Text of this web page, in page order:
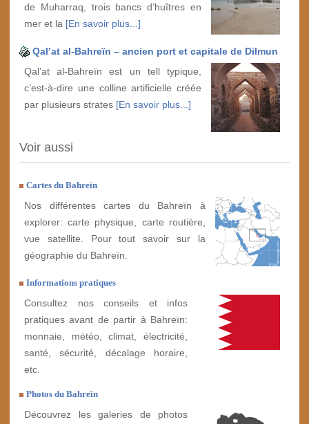
de Muharraq, trois bancs d’huîtres en
mer et la [En savoir plus...]
Qal’at al-Bahreïn – ancien port et capitale de Dilmun
Qal’at al-Bahreïn est un tell typique,
c’est-à-dire une colline artificielle créée
par plusieurs strates [En savoir plus...]
Voir aussi
Cartes du Bahreïn
Nos différentes cartes du Bahreïn à
explorer: carte physique, carte routière,
vue satellite. Pour tout savoir sur la
géographie du Bahreïn.
Informations pratiques
Consultez nos conseils et infos
pratiques avant de partir à Bahreïn:
monnaie, météo, climat, électricité,
santé, sécurité, décalage horaire,
etc.
Photos du Bahreïn
Découvrez les galeries de photos